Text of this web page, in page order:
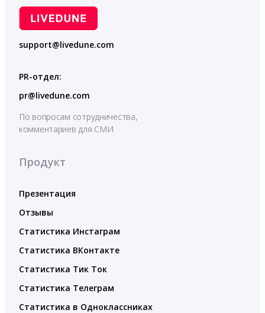
support@livedune.com
PR-отдел:
pr@livedune.com
По вопросам сотрудничества,
комментариев для СМИ
Продукт
Презентация
Отзывы
Статистика Инстаграм
Статистика ВКонтакте
Статистика Тик Ток
Статистика Телеграм
Статистика в Одноклассниках